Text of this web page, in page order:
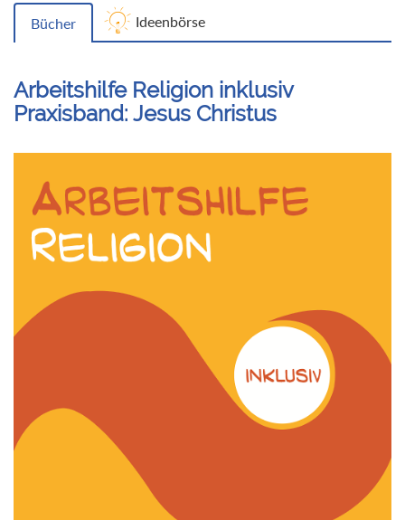
Bücher Ideenbörse
Arbeitshilfe Religion inklusiv
Praxisband: Jesus Christus